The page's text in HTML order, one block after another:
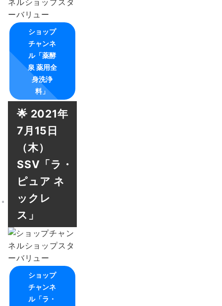
ショップ
チャンネ
ル「薬酵
泉 薬用全
身洗浄
料」
🌟 2021年
7月15日
（木）
SSV「ラ・
ピュア ネ
ックレ
ス」
ショップ
チャンネ
ル「ラ・